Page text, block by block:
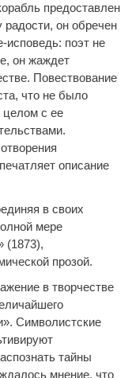
предоставлен
он обречен
исповедь: поэт не
он жаждет
Повествование
что не было
целом с ее
описание
в своих
мере
(1873),
прозой.
в творчестве
Символистские
тайны
мнение, что